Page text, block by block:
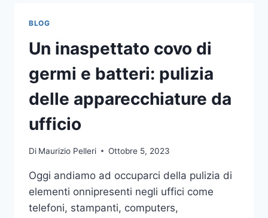
BLOG
Un inaspettato covo di
germi e batteri: pulizia
delle apparecchiature da
ufficio
Di Maurizio Pelleri Ottobre 5, 2023
Oggi andiamo ad occuparci della pulizia di
elementi onnipresenti negli uffici come
telefoni, stampanti, computers,